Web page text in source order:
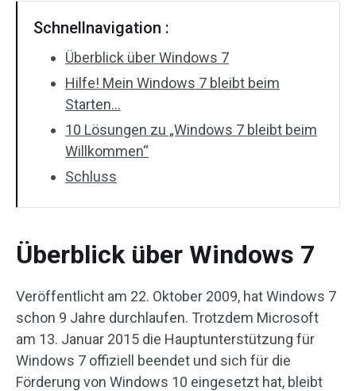
Schnellnavigation :
Überblick über Windows 7
Hilfe! Mein Windows 7 bleibt beim
Starten…
10 Lösungen zu „Windows 7 bleibt beim
Willkommen“
Schluss
Überblick über Windows 7
Veröffentlicht am 22. Oktober 2009, hat Windows 7
schon 9 Jahre durchlaufen. Trotzdem Microsoft
am 13. Januar 2015 die Hauptunterstützung für
Windows 7 offiziell beendet und sich für die
Förderung von Windows 10 eingesetzt hat, bleibt